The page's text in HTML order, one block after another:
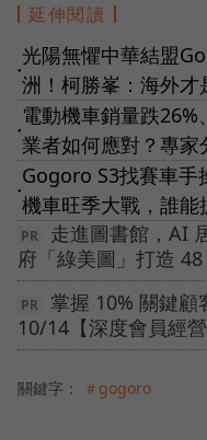
延伸閱讀
●
光陽無懼中華結盟
洲！柯勝峯：海外才
●
電動機車銷量跌
業者如何應對？專家
●
Gogoro S3找賽車手
機車旺季大戰，誰能
走進圖書館，AI
府「綠美圖」打造
掌握 10% 關鍵顧
10/14【深度會員經
關鍵字： ＃gogoro